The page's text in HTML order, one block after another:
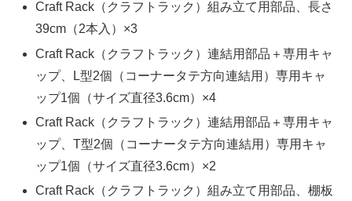
Craft Rack（クラフトラック）組み立て用部品、長さ
39cm（2本入）×3
Craft Rack（クラフトラック）連結用部品＋専用キャ
ップ、L型2個（コーナータテ方向連結用）専用キャ
ップ1個（サイズ直径3.6cm）×4
Craft Rack（クラフトラック）連結用部品＋専用キャ
ップ、T型2個（コーナータテ方向連結用）専用キャ
ップ1個（サイズ直径3.6cm）×2
Craft Rack（クラフトラック）組み立て用部品、棚板